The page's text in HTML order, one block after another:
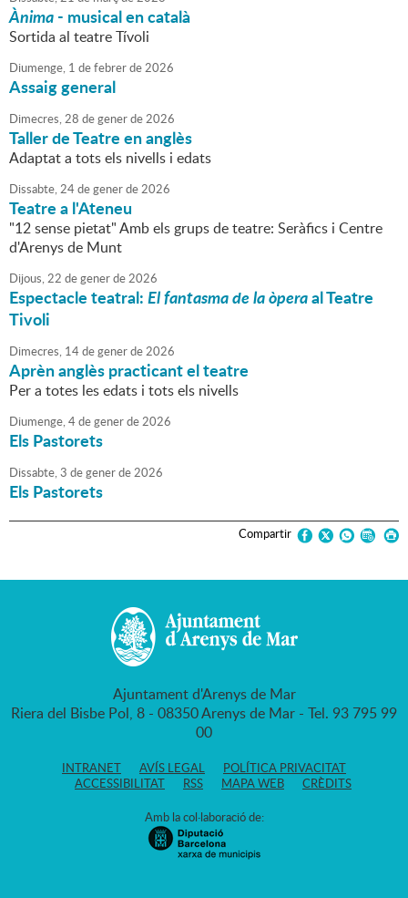
Ànima- musical en català
Sortida al teatre Tívoli
Diumenge, 1 defebrerde2026
Assaig general
Dimecres,28 degenerde2026
Taller de Teatre en anglès
Adaptat a tots els nivells i edats
Dissabte,24degenerde2026
Teatre a l'Ateneu
"12 sense pietat" Amb els grups de teatre: Seràfics i Centre
d'Arenys de Munt
Dijous,22 degenerde2026
Espectacle teatral:El fantasma de la òperaal Teatre
Tivoli
Dimecres, 14degenerde2026
Aprèn anglès practicant el teatre
Per a totes les edats i tots els nivells
Diumenge,4degenerde2026
Els Pastorets
Dissabte,3 degenerde2026
Els Pastorets
Compartir
Ajuntament d'Arenys de Mar
Riera del Bisbe Pol, 8 - 08350 Arenys de Mar - Tel. 93 795 99
00
INTRANET AVÍS LEGAL
POLÍTICA PRIVACITAT
ACCESSIBILITAT
RSS MAPA WEB CRÈDITS
Amb la col·laboració de: